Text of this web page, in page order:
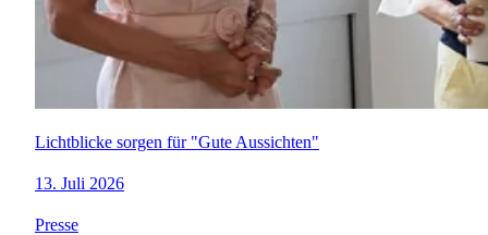
Lichtblicke sorgen für "Gute Aussichten"
13. Juli 2026
Presse